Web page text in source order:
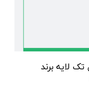
لایه برند